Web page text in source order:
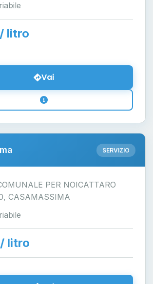
litro
Vai
SERVIZIO
PER NOICATTARO
CASAMASSIMA
litro